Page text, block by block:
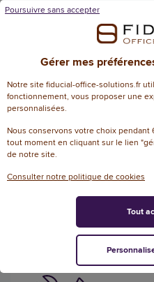
Produit dangereux
Produit rechargeable
Informations
Note
Ecoresponsable
Documentation
Gérer mes
Notre site fiducial-office-solutions.fr
fonctionnement, vous proposer une
personnalisées.
Nous conservons votre choix pendant
tout moment en cliquant sur le lien
de notre site.
Consulter notre politique de cookies
Poursuivre sans accepter
Tout